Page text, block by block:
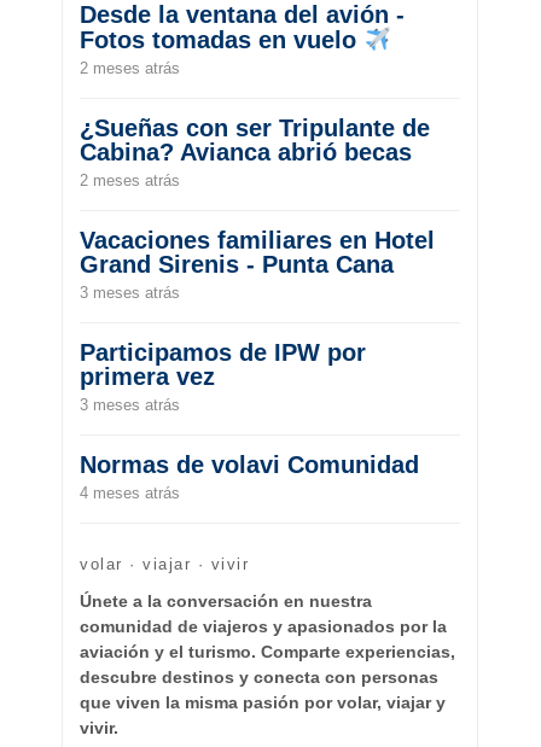
Desde la ventana del avión -
Fotos tomadas en vuelo
2 meses atrás
¿Sueñas con ser Tripulante de
Cabina? Avianca abrió becas
2 meses atrás
Vacaciones familiares en Hotel
Grand Sirenis - Punta Cana
3 meses atrás
Participamos de IPW por
primera vez
3 meses atrás
Normas de volavi Comunidad
4 meses atrás
volar · viajar · vivir
Únete a la conversación en nuestra
comunidad de viajeros y apasionados por la
aviación y el turismo. Comparte experiencias,
descubre destinos y conecta con personas
que viven la misma pasión por volar, viajar y
vivir.